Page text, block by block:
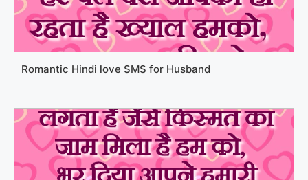
Romantic Hindi love SMS for Husband